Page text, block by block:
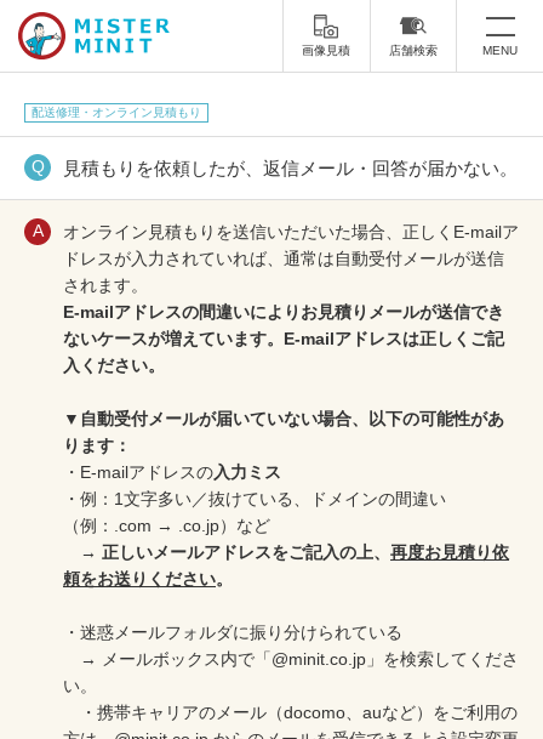
画像見積 店舗検索 MENU
トップ
ミスターミニットについて
修理サービス・料金
スーツケース修理
スニーカー修理 靴磨き
印鑑・はんこの作製 ダビング
杖先の修理
オンライン修理見積もりサービス（配送修理）
よくあるご質問
配送修理・オンライン見積もり
見積もりを依頼したが、返信メール・回答が届かない。
オンライン見積もりを送信いただいた場合、正しくE-mailア
ドレスが入力されていれば、通常は自動受付メールが送信
されます。
E-mailアドレスの間違いによりお見積りメールが送信でき
ないケースが増えています。E-mailアドレスは正しくご記
入ください。
▼自動受付メールが届いていない場合、以下の可能性があ
ります：
・E-mailアドレスの入力ミス
・例：1文字多い／抜けている、ドメインの間違い
（例：.com → .co.jp）など
→ 正しいメールアドレスをご記入の上、 再度お見積り依
頼をお送りください。
・迷惑メールフォルダに振り分けられている
→ メールボックス内で「@minit.co.jp」を検索してくださ
い。
・携帯キャリアのメール（docomo、auなど）をご利用の